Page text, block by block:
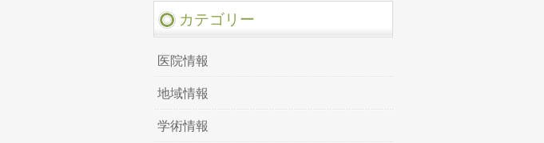
カテゴリー
医院情報
地域情報
学術情報